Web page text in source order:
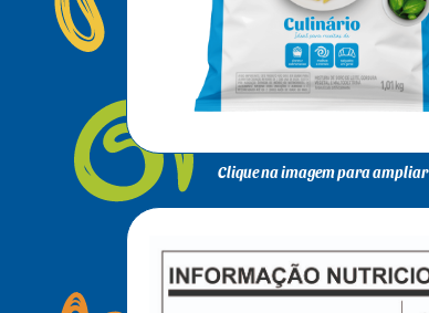
Clique na imagem para ampliar